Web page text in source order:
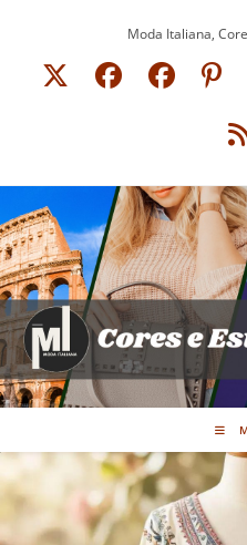
Moda Italiana,